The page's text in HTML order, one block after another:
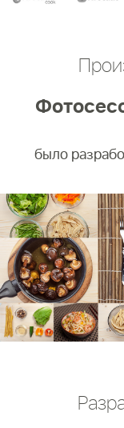
было